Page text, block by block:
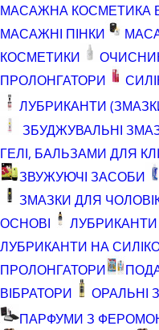
МАСАЖНА КОСМЕТИКА
МАСАЖНІ ПІНКИ
КОСМЕТИКИ
ПРОЛОНГАТОРИ
ЛУБРИКАНТИ
ЗБУДЖУВАЛЬНІ
ГЕЛІ, БАЛЬЗАМИ ДЛЯ
ЗВУЖУЮЧІ ЗАСОБИ
ЗМАЗКИ ДЛЯ
ОСНОВІ
ЛУБРИКАНТИ
ЛУБРИКАНТИ НА
ПРОЛОНГАТОРИ
ВІБРАТОРИ
ОРАЛЬНІ
ПАРФУМИ З